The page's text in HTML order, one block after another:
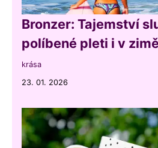
Bronzer: Tajemství
políbené pleti i v zimě
krása
23. 01. 2026